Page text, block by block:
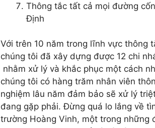
Thông tắc tất cả mọi đường
Định
Với trên 10 năm trong lĩnh vực thông
chúng tôi đã xây dựng được 12 chi
nhằm xử lý và khắc phục một cách
chúng tôi có hàng trăm nhân viên
nghiệm lâu năm đảm bảo sẽ xử lý
đang gặp phải. Đừng quá lo lắng về
trường Hoàng Vinh, một trong những